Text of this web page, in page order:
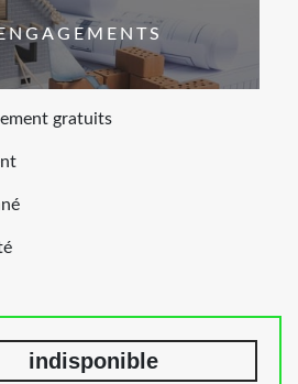
gratuits
indisponible